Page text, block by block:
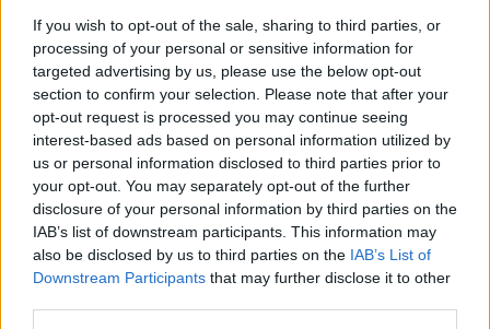
If you wish to opt-out of the sale, sharing to third parties, or
processing of your personal or sensitive information for
targeted advertising by us, please use the below opt-out
section to confirm your selection. Please note that after your
opt-out request is processed you may continue seeing
interest-based ads based on personal information utilized by
us or personal information disclosed to third parties prior to
your opt-out. You may separately opt-out of the further
disclosure of your personal information by third parties on the
IAB’s list of downstream participants. This information may
also be disclosed by us to third parties on the IAB’s List of
Downstream Participants that may further disclose it to other
Ο Σάκης παρακάλεσε τη Μαριαλένα να μην
παραπονιέται για την υπόλοιπη ημέρα για να
«ηρεμήσει» και αυτός.